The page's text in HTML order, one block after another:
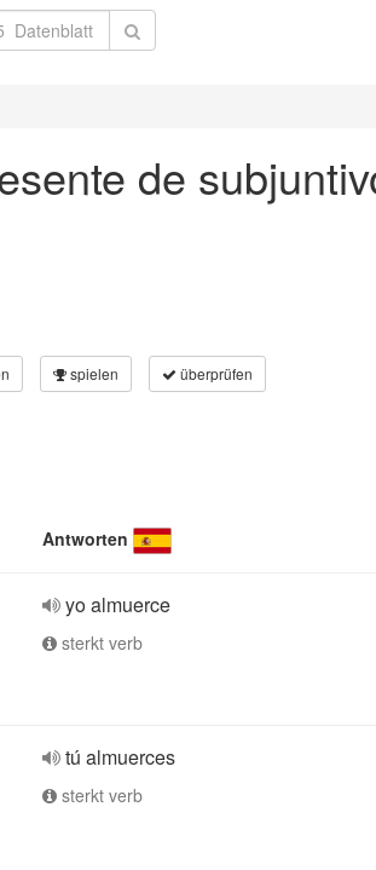
de
spielen überprüfen
Antworten
yo almuerce
sterkt verb
tú almuerces
sterkt verb